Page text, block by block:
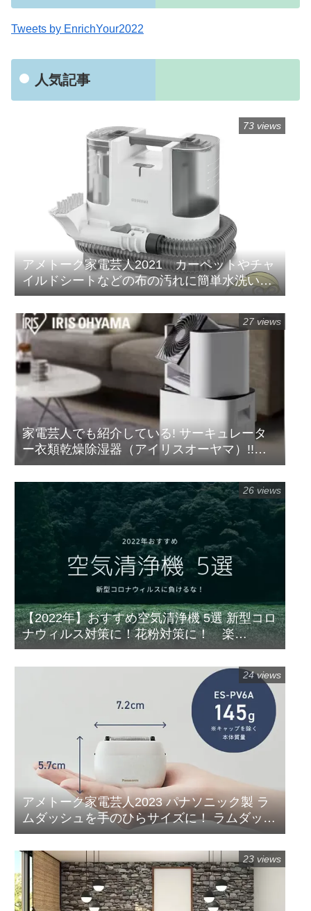
Tweets by EnrichYour2022
人気記事
アメトーク家電芸人2021 カーペットやチャ
イルドシートなどの布の汚れに簡単水洗い！
「リンサークリーナー(RNS-P10-W)」
73 views
家電芸人でも紹介している! サーキュレータ
ー衣類乾燥除湿器（アイリスオーヤマ）!!の
紹介
27 views
【2022年】おすすめ空気清浄機 5選 新型コロ
ナウィルス対策に！花粉対策に！ 楽
天/Amazon/Yahoo/PayPay
26 views
アメトーク家電芸人2023 パナソニック製 ラ
ムダッシュを手のひらサイズに！ ラムダッシ
ュ パームイン5枚刃(ES-PV3A-K)
24 views
23 views